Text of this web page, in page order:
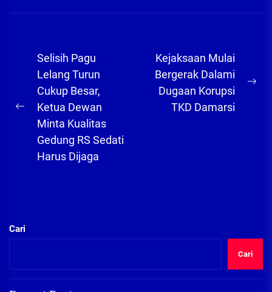
Navigasi
pos
Previous
post:
Selisih Pagu
Lelang Turun
Cukup Besar,
Ketua Dewan
Minta Kualitas
Gedung RS Sedati
Harus Dijaga
Kejaksaan Mulai
Bergerak Dalami
Dugaan Korupsi
TKD Damarsi
Cari
Cari